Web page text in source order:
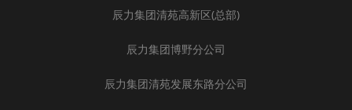
辰力集团清苑高新区(总部)
辰力集团博野分公司
辰力集团清苑发展东路分公司